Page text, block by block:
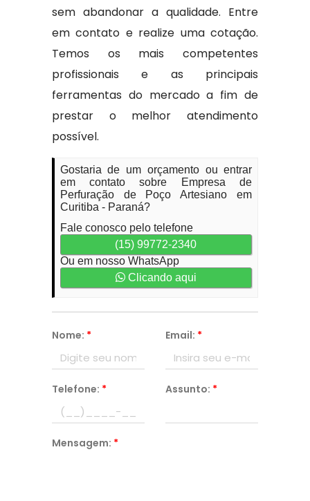
sem abandonar a qualidade. Entre
em contato e realize uma cotação.
Temos os mais competentes
profissionais e as principais
ferramentas do mercado a fim de
prestar o melhor atendimento
possível.
Gostaria de um orçamento ou entrar
em contato sobre Empresa de
Perfuração de Poço Artesiano em
Curitiba - Paraná?
Fale conosco pelo telefone
(15) 99772-2340
Ou em nosso WhatsApp
Clicando aqui
Nome: * Email: *
Telefone: * Assunto: *
Mensagem: *